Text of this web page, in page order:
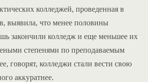
колледжей, проведенная в
выявила, что менее половины
закончили колледж и еще меньшее их
степенями по преподаваемым
говорят, колледжи стали вести свою
аккуратнее.